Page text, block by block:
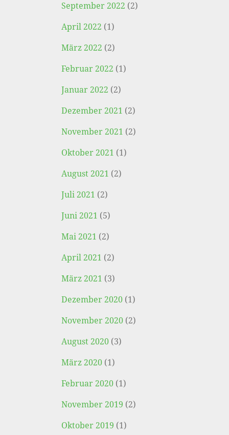
September 2022 (2)
April 2022 (1)
März 2022 (2)
Februar 2022 (1)
Januar 2022 (2)
Dezember 2021 (2)
November 2021 (2)
Oktober 2021 (1)
August 2021 (2)
Juli 2021 (2)
Juni 2021 (5)
Mai 2021 (2)
April 2021 (2)
März 2021 (3)
Dezember 2020 (1)
November 2020 (2)
August 2020 (3)
März 2020 (1)
Februar 2020 (1)
November 2019 (2)
Oktober 2019 (1)